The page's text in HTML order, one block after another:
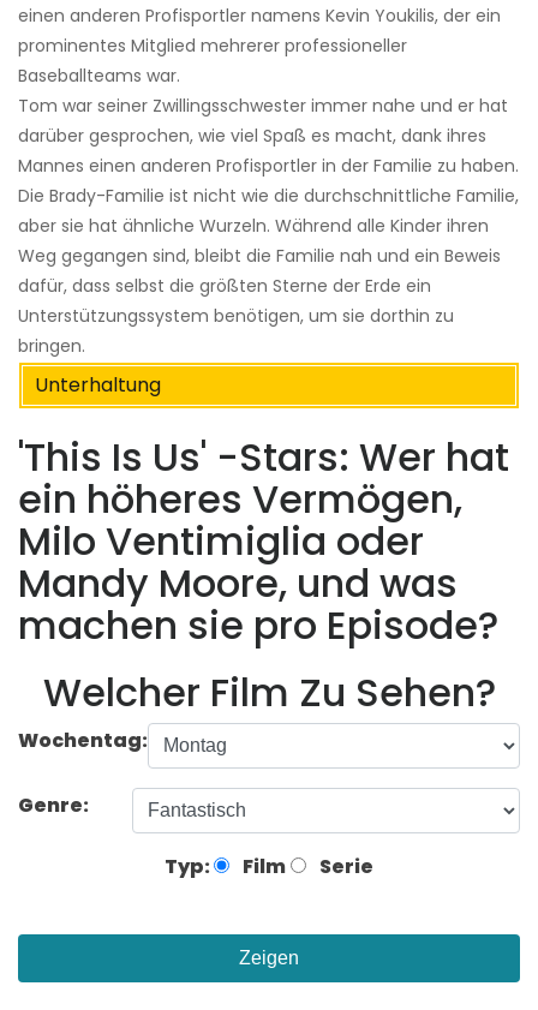
einen anderen Profisportler namens Kevin Youkilis, der ein
prominentes Mitglied mehrerer professioneller
Baseballteams war.
Tom war seiner Zwillingsschwester immer nahe und er hat
darüber gesprochen, wie viel Spaß es macht, dank ihres
Mannes einen anderen Profisportler in der Familie zu haben.
Die Brady-Familie ist nicht wie die durchschnittliche Familie,
aber sie hat ähnliche Wurzeln. Während alle Kinder ihren
Weg gegangen sind, bleibt die Familie nah und ein Beweis
dafür, dass selbst die größten Sterne der Erde ein
Unterstützungssystem benötigen, um sie dorthin zu
bringen.
Unterhaltung
'This Is Us' -Stars: Wer hat
ein höheres Vermögen,
Milo Ventimiglia oder
Mandy Moore, und was
machen sie pro Episode?
Welcher Film Zu Sehen?
Wochentag:
Genre:
Typ: Film Serie
Zeigen